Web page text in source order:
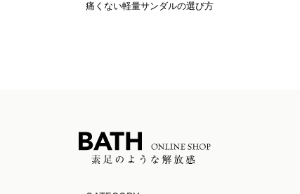
痛くない軽量サンダルの選び方